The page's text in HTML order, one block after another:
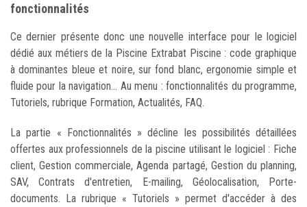
fonctionnalités
Ce dernier présente donc une nouvelle interface pour le logiciel
dédié aux métiers de la Piscine Extrabat Piscine : code graphique
à dominantes bleue et noire, sur fond blanc, ergonomie simple et
fluide pour la navigation... Au menu : fonctionnalités du programme,
Tutoriels, rubrique Formation, Actualités, FAQ.
La partie « Fonctionnalités » décline les possibilités détaillées
offertes aux professionnels de la piscine utilisant le logiciel : Fiche
client, Gestion commerciale, Agenda partagé, Gestion du planning,
SAV, Contrats d'entretien, E-mailing, Géolocalisation, Porte-
documents. La rubrique « Tutoriels » permet d'accéder à des